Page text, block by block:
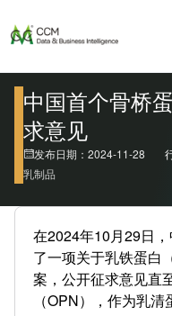
中国首个骨桥
求意见
发布日期：2024-11-28
乳制品
在2024年10月29日
了一项关于乳铁蛋白
案，公开征求意见直
（OPN），作为乳清